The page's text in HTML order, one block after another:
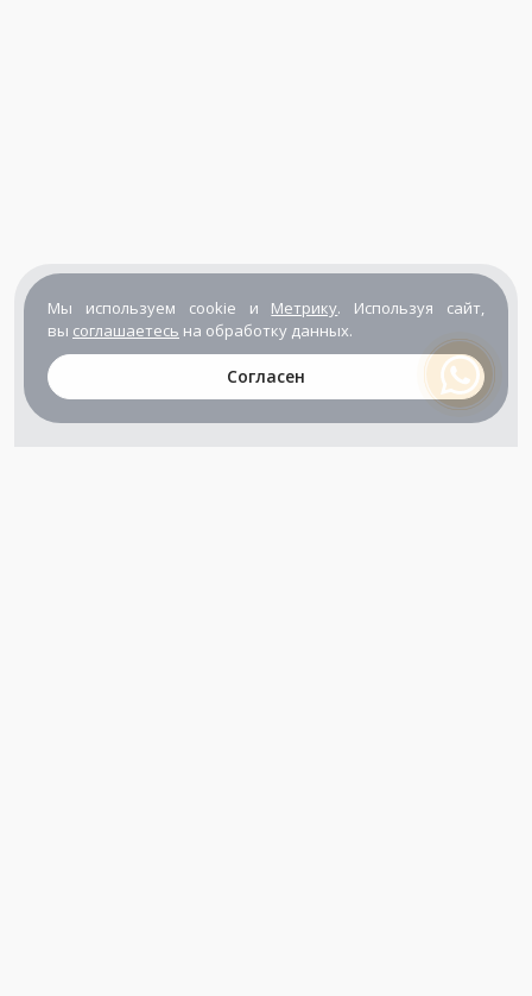
Мы используем cookie и Метрику. Используя сайт,
вы соглашаетесь на обработку данных.
Согласен